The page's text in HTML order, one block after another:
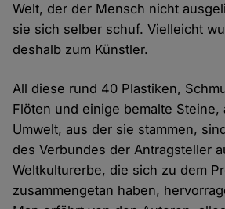
Welt, der der Mensch nicht
sie sich selber schuf. Vielleicht
deshalb zum Künstler.
All diese rund 40 Plastiken,
Flöten und einige bemalte Steine,
Umwelt, aus der sie stammen,
des Verbundes der Antragsteller
Weltkulturerbe, die sich zu dem
zusammengetan haben,